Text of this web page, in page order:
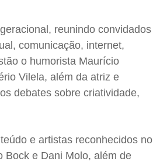
reunindo convidados
comunicação, internet,
o humorista Maurício
Vilela, além da atriz e
debates sobre criatividade,
e artistas reconhecidos no
Bock e Dani Molo, além de